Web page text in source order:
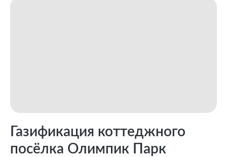
Газификация коттеджного
посёлка Олимпик Парк